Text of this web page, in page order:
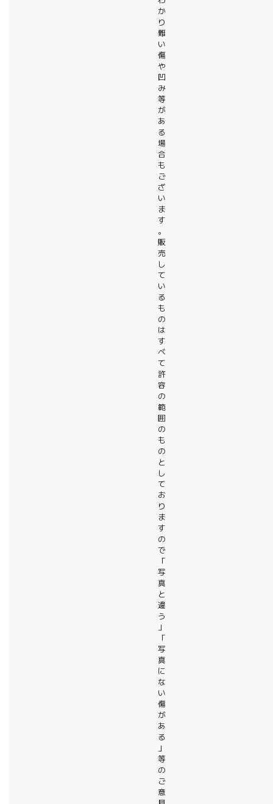
か
り
難
い
傷
や
凹
み
等
が
あ
る
場
合
も
ご
ざ
い
ま
す
。
販
売
し
て
い
る
も
の
は
す
べ
て
許
容
の
範
囲
の
も
の
と
し
て
お
り
ま
す
の
で
「
写
真
と
違
う
」
「
写
真
に
な
い
傷
が
あ
る
」
等
の
ご
意